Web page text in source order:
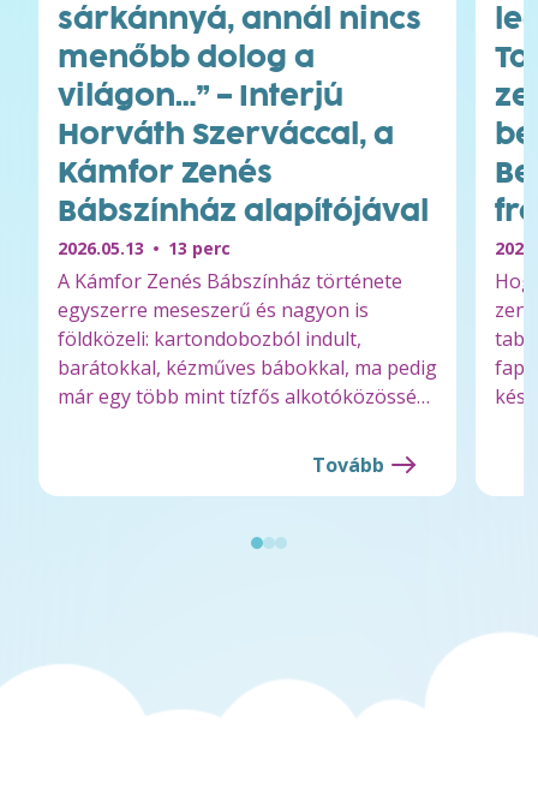
sárkánnyá, annál nincs
menőbb dolog a
világon…” – Interjú
Horváth Szerváccal, a
Kámfor Zenés
Bábszínház alapítójával
2026.05.13 13 perc
A Kámfor Zenés Bábszínház története
egyszerre meseszerű és nagyon is
földközeli: kartondobozból indult,
barátokkal, kézműves bábokkal, ma pedig
már egy több mint tízfős alkotóközösség
Tovább